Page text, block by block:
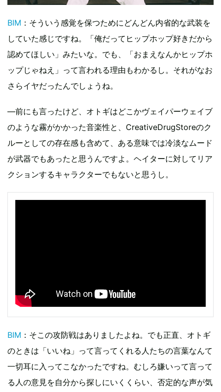
BIM ：そういう感覚を保つためにどんどん内省的な武装を
していた感じですね。「俺だってヒップホップ好きだから
認めてほしい」みたいな。でも、「おまえなんかヒップホ
ップじゃねえ」って言われる理由もわかるし。それがなお
さらイヤだったんでしょうね。
―前にも言ったけど、オトギはどこかヴェイパーウェイブ
のような霧がかかった音楽性と、CreativeDrugStoreのク
ルーとしての存在感も含めて、ある意味では冷淡なムード
が武器でもあったと思うんですよ。ヘイターに対してリア
クションするキャラクターでもないと思うし。
BIM ：そこの攻防戦はありましたよね。でも正直、オトギ
のときは「いいね」って言ってくれる人たちの言葉なんて
一切耳に入ってこなかったですね。むしろ嫌いって言って
る人の意見を自分から探しにいくくらい、否定的な声が気